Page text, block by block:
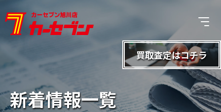
新着情報一覧
買取査定はコチラ